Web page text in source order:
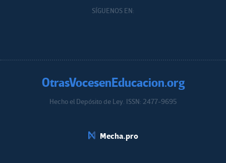
SÍGUENOS EN:
OtrasVocesenEducacion.org
Hecho el Depósito de Ley. ISSN: 2477-9695
Mecha.pro